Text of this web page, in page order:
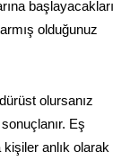
başlayacakları
olduğunuz
olursanız
Eş
anlık olarak